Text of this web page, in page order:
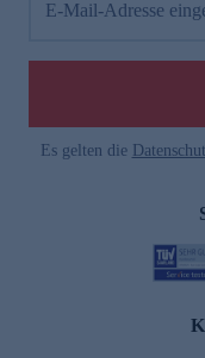
E-Mail-Adresse
Es gelten die